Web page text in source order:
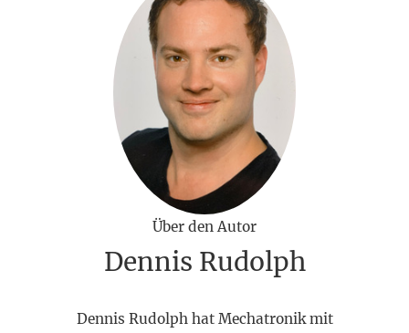
Über den Autor
Dennis Rudolph
Dennis Rudolph hat Mechatronik mit